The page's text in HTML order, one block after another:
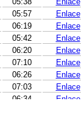
05:57 Enlace
06:19 Enlace
05:42 Enlace
06:20 Enlace
07:10 Enlace
06:26 Enlace
07:03 Enlace
06:34 Enlace